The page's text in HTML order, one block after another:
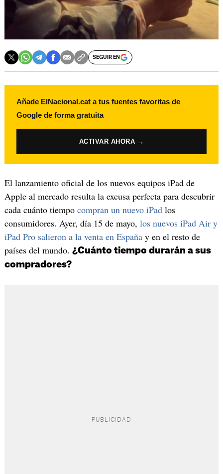
SEGUIR EN
Añade ElNacional.cat a tus fuentes favoritas de
Google de forma gratuita
ACTIVAR AHORA →
El lanzamiento oficial de los nuevos equipos iPad de
Apple al mercado resulta la excusa perfecta para descubrir
cada cuánto tiempo compran un nuevo iPadlos
consumidores. Ayer, día 15 de mayo, los nuevos iPad Air y
iPad Pro salieron a la venta en Españay en el resto de
países del mundo. ¿Cuánto tiempo durarán a sus
compradores?